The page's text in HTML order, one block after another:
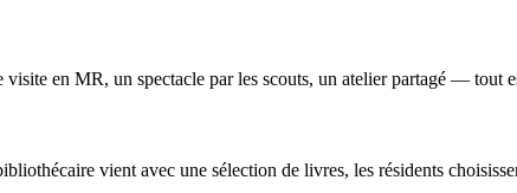
visite en MR, un spectacle par les scouts, un atelier partagé — tout
vient avec une sélection de livres, les résidents